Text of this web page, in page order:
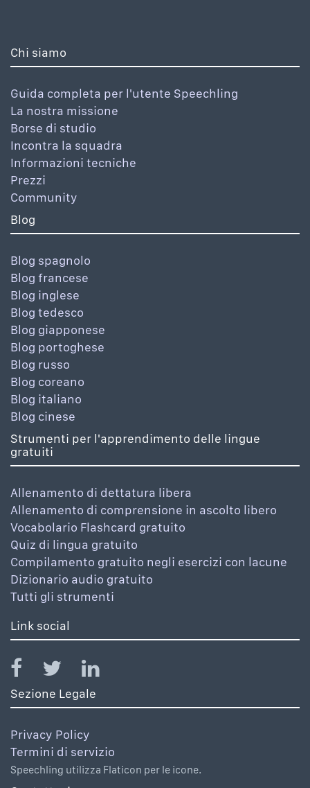
Chi siamo
Guida completa per l'utente Speechling
La nostra missione
Borse di studio
Incontra la squadra
Informazioni tecniche
Prezzi
Community
Blog
Blog spagnolo
Blog francese
Blog inglese
Blog tedesco
Blog giapponese
Blog portoghese
Blog russo
Blog coreano
Blog italiano
Blog cinese
Strumenti per l'apprendimento delle lingue
gratuiti
Allenamento di dettatura libera
Allenamento di comprensione in ascolto libero
Vocabolario Flashcard gratuito
Quiz di lingua gratuito
Compilamento gratuito negli esercizi con lacune
Dizionario audio gratuito
Tutti gli strumenti
Link social
Sezione Legale
Privacy Policy
Termini di servizio
Speechling utilizza Flaticon per le icone.